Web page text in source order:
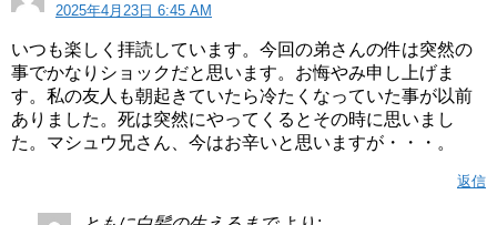
2025年4月23日 6:45 AM
いつも楽しく拝読しています。今回の弟さんの件は突然の
事でかなりショックだと思います。お悔やみ申し上げま
す。私の友人も朝起きていたら冷たくなっていた事が以前
ありました。死は突然にやってくるとその時に思いまし
た。マシュウ兄さん、今はお辛いと思いますが・・・。
返信